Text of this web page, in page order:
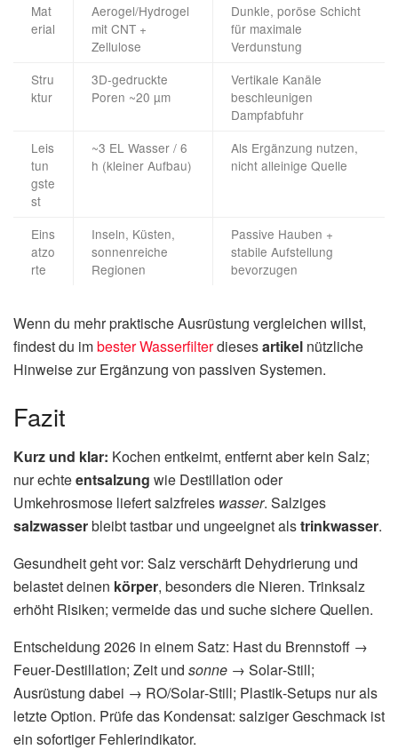
Mat
erial
Aerogel/Hydrogel
mit CNT +
Zellulose
Dunkle, poröse Schicht
für maximale
Verdunstung
Stru
ktur
3D‑gedruckte
Poren ~20 µm
Vertikale Kanäle
beschleunigen
Dampfabfuhr
Leis
tun
gste
st
~3 EL Wasser / 6
h (kleiner Aufbau)
Als Ergänzung nutzen,
nicht alleinige Quelle
Eins
atzo
rte
Inseln, Küsten,
sonnenreiche
Regionen
Passive Hauben +
stabile Aufstellung
bevorzugen
Wenn du mehr praktische Ausrüstung vergleichen willst,
findest du imbester Wasserfilterdiesesartikel nützliche
Hinweise zur Ergänzung von passiven Systemen.
Fazit
Kurz und klar: Kochen entkeimt, entfernt aber kein Salz;
nur echteentsalzung wie Destillation oder
Umkehrosmose liefert salzfreies wasser. Salziges
salzwasserbleibt tastbar und ungeeignet alstrinkwasser.
Gesundheit geht vor: Salz verschärft Dehydrierung und
belastet deinen körper, besonders die Nieren. Trinksalz
erhöht Risiken; vermeide das und suche sichere Quellen.
Entscheidung 2026 in einem Satz: Hast du Brennstoff →
Feuer‑Destillation; Zeit und sonne → Solar‑Still;
Ausrüstung dabei → RO/Solar‑Still; Plastik‑Setups nur als
letzte Option. Prüfe das Kondensat: salziger Geschmack ist
ein sofortiger Fehlerindikator.